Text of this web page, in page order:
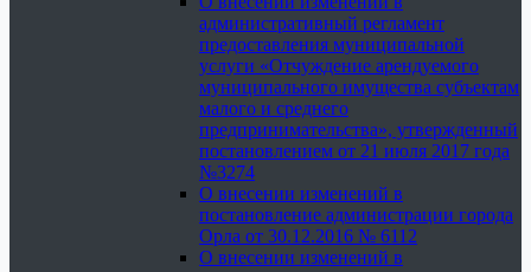
административный регламент
предоставления муниципальной
услуги «Отчуждение арендуемого
муниципального имущества субъектам
малого и среднего
предпринимательства», утвержденный
постановлением от 21 июля 2017 года
№3274
О внесении изменений в
постановление администрации города
Орла от 30.12.2016 № 6112
О внесении изменений в